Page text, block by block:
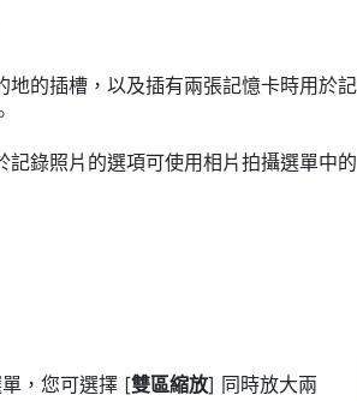
地的插槽，以及插有兩張記憶卡時用於
記錄照片的選項可使用相片拍攝選單中
，您可選擇 [雙區縮放] 同時放大兩